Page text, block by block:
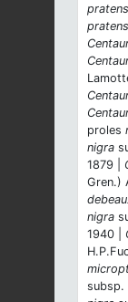
proles
nigra
1879 |
Gren.)
nigra
1940 |
subsp.